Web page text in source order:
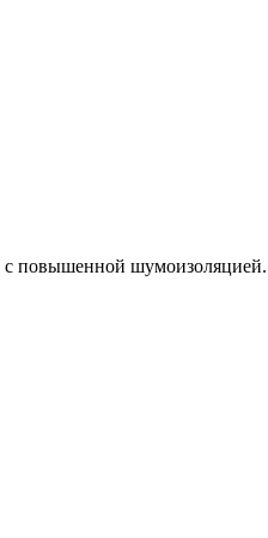
повышенной шумоизоляцией.